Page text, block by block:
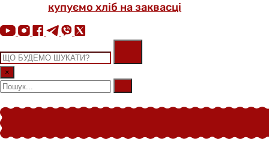
купуємо хліб на заквасці
×